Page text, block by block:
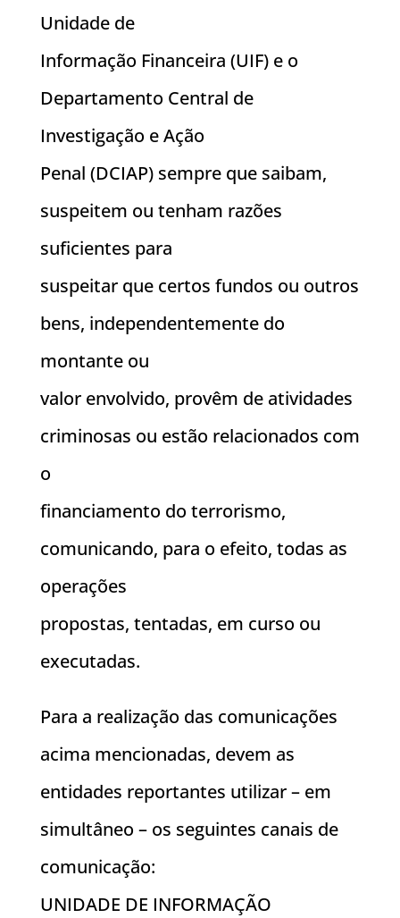
Unidade de
Informação Financeira (UIF) e o
Departamento Central de
Investigação e Ação
Penal (DCIAP) sempre que saibam,
suspeitem ou tenham razões
suficientes para
suspeitar que certos fundos ou outros
bens, independentemente do
montante ou
valor envolvido, provêm de atividades
criminosas ou estão relacionados com
o
financiamento do terrorismo,
comunicando, para o efeito, todas as
operações
propostas, tentadas, em curso ou
executadas.
Para a realização das comunicações
acima mencionadas, devem as
entidades reportantes utilizar – em
simultâneo – os seguintes canais de
comunicação:
UNIDADE DE INFORMAÇÃO